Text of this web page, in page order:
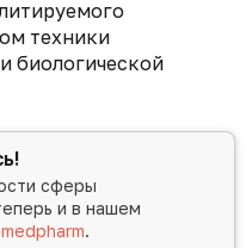
техники
биологической
сферы
и в нашем
.